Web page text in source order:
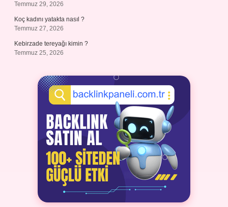
Temmuz 29, 2026
Koç kadını yatakta nasıl ?
Temmuz 27, 2026
Kebirzade tereyağı kimin ?
Temmuz 25, 2026